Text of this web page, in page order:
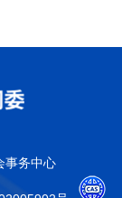
事务中心